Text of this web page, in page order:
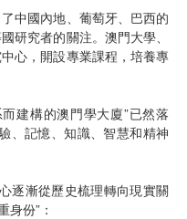
中國內地、葡萄牙、巴西的
研究者的關注。澳門大學、
心，開設專業課程，培養專
建構的澳門學大廈”已然落
、記憶、知識、智慧和精神
逐漸從歷史梳理轉向現實關
身份”：